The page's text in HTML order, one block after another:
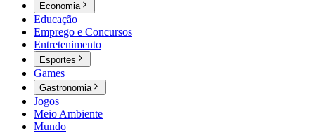
Economia
Educação
Emprego e Concursos
Entretenimento
Esportes
Games
Gastronomia
Jogos
Meio Ambiente
Mundo